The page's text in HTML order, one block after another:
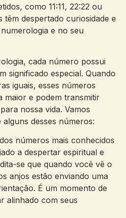
como 11:11, 22:22 ou
têm despertado curiosidade e
e no seu
cada número possui
significado especial. Quando
iguais, esses números
maior e podem transmitir
nossa vida. Vamos
desses números:
números mais conhecidos
a despertar espiritual e
se que quando você vê o
anjos estão enviando uma
É um momento de
alinhado com seus